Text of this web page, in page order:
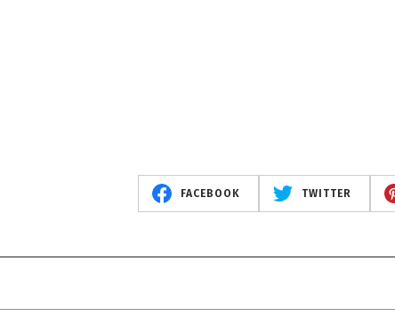
FACEBOOK TWITTER